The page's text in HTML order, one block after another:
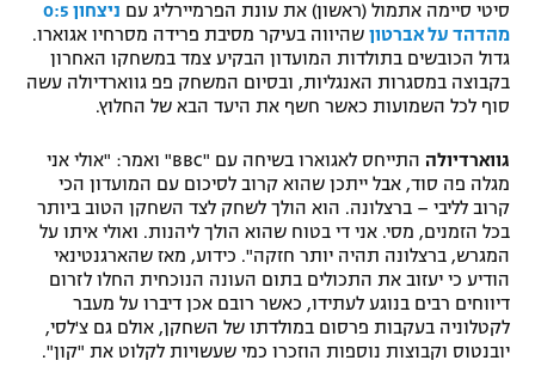
תקנון עבור פעילות ספורט 1 – "מרלן"
גיימינג E-Sports
תנאי שימוש
מדיניות פרטיות
תקנון פעילות ספורט 1
רשיון להקרנה פומבית לבית עסק
בייסבול MLB
ספורט אתגרי ואקסטרים
גיימינג E-Sports
סיטי סיימה אתמול (ראשון) את עונת הפרמיירליג עם
ניצחון 0:5
מהדהד על אברטון שהיווה בעיקר מסיבת פרידה מסרחיו אגוארו.
גדול הכובשים בתולדות המועדון הבקיע צמד במשחקו האחרון
בקבוצה במסגרות האנגליות, ובסיום המשחק פפ גווארדיולה עשה
סוף לכל השמועות כאשר חשף את היעד הבא של החלוץ.
גווארדיולה
התייחס לאגוארו בשיחה עם "BBC" ואמר: "אולי אני
מגלה פה סוד, אבל ייתכן שהוא קרוב לסיכום עם המועדון הכי
קרוב לליבי – ברצלונה. הוא הולך לשחק לצד השחקן הטוב ביותר
בכל הזמנים, מסי. אני די בטוח שהוא הולך ליהנות. ואולי איתו על
המגרש, ברצלונה תהיה יותר חזקה". כידוע, מאז שהארגנטינאי
הודיע כי יעזוב את התכולים בתום העונה הנוכחית החלו לזרום
דיווחים רבים בנוגע לעתידו, כאשר רובם אכן דיברו על מעבר
לקטלוניה בעקבות פרסום במולדתו של השחקן, אולם גם צ'לסי,
יובנטוס וקבוצות נוספות הוזכרו כמי שעשויות לקלוט את "קון".